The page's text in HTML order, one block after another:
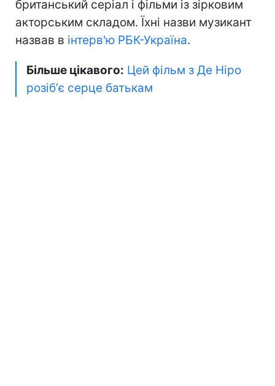
британський серіал і фільми із зірковим
акторським складом. Їхні назви музикант
назвав в інтерв'ю РБК-Україна.
Більше цікавого: Цей фільм з Де Ніро
розібʼє серце батькам